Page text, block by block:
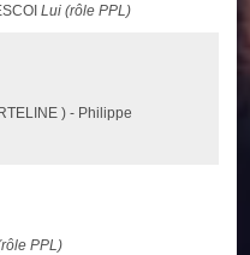
Lui (rôle PPL)
) - Philippe
PPL)